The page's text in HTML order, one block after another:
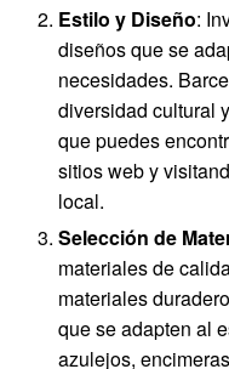
Estilo y Diseño:
diseños que se
necesidades.
diversidad cultural
que puedes
sitios web y
local.
Selección de
materiales de
materiales
que se adapten al
azulejos,